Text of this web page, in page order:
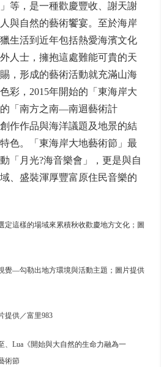
等，是一種歡慶豐收、謝天謝
與自然的藝術饗宴。至於海岸
生活到近年包括熱愛海濱文化
人士，擁抱這處難能可貴的天
，形成的藝術活動就充滿山海
彩，2015年開始的「東海岸大
「南方之南—南迴藝術計
作作品與海洋議題及地景的結
色。「東海岸大地藝術節」最
「月光?海音樂會」，更是與自
、盛裝渾厚豐富原住民音樂的
定這樣的場域來累積秋收歡慶地方文化；圖
覺—勾勒出地方環境與活動主題；圖片提供
提供／富里983
Lua《開始與大自然的生命力融為一
術節